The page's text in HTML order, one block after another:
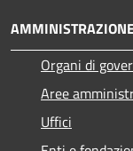
Organi di
Aree
Uffici